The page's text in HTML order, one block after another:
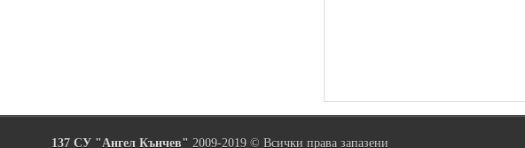
137 СУ "Ангел Кънчев" 2009-2019 © Всички права запазени